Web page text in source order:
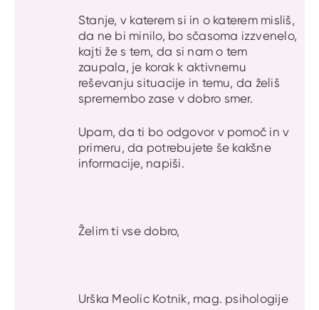
Stanje, v katerem si in o katerem misliš,
da ne bi minilo, bo sčasoma izzvenelo,
kajti že s tem, da si nam o tem
zaupala, je korak k aktivnemu
reševanju situacije in temu, da želiš
spremembo zase v dobro smer.
Upam, da ti bo odgovor v pomoč in v
primeru, da potrebujete še kakšne
informacije, napiši.
Želim ti vse dobro,
Urška Meolic Kotnik, mag. psihologije